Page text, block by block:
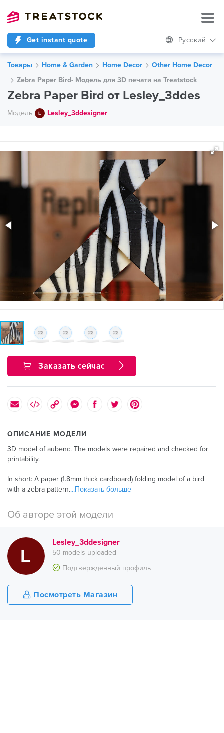
Get instant quote Русский
Товары Home & Garden Home Decor
Other Home Decor
Zebra Paper Bird- Модель для 3D печати на Treatstock
Zebra Paper Bird от Lesley_3ddes
Модель Lesley_3ddesigner
Заказать сейчас
ОПИСАНИЕ МОДЕЛИ
3D model of aubenc. The models were repaired and checked for
printability.
In short: A paper (1.8mm thick cardboard) folding model of a bird
with a zebra pattern....Показать больше
Об авторе этой модели
Lesley_3ddesigner
50 models uploaded
Подтвержденный профиль
Посмотреть Магазин